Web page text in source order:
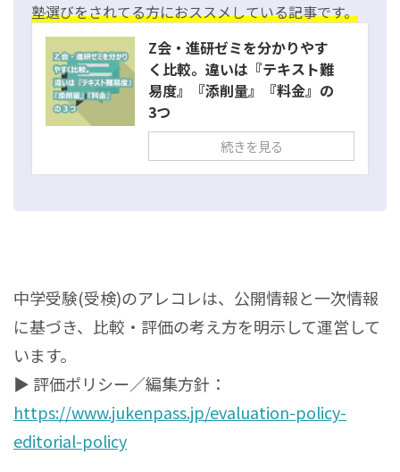
塾選びをされてる方におススメしている記事です。
Z会・進研ゼミを分かりやす
く比較。違いは『テキスト難
易度』『添削量』『料金』の
3つ
続きを見る
中学受験(受検)のアレコレは、公開情報と一次情報
に基づき、比較・評価の考え方を明示して運営して
います。
▶ 評価ポリシー／編集方針：
https://www.jukenpass.jp/evaluation-policy-
editorial-policy